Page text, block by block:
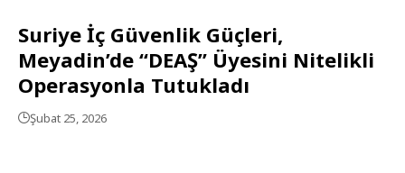
Suriye İç Güvenlik Güçleri,
Meyadin’de “DEAŞ” Üyesini Nitelikli
Operasyonla Tutukladı
Şubat 25, 2026